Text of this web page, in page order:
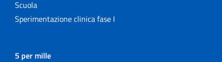
Scuola
Sperimentazione clinica fase I
5 per mille